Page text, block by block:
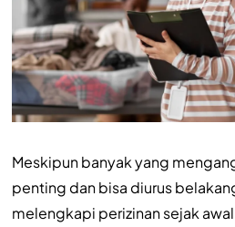
Meskipun banyak yang
penting dan bisa diurus
melengkapi perizinan sejak